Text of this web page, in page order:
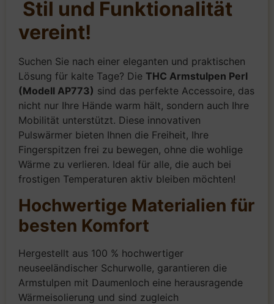
Stil und Funktionalität
vereint!
Suchen Sie nach einer eleganten und praktischen
Lösung für kalte Tage? Die THC Armstulpen Perl
(Modell AP773) sind das perfekte Accessoire, das
nicht nur Ihre Hände warm hält, sondern auch Ihre
Mobilität unterstützt. Diese innovativen
Pulswärmer bieten Ihnen die Freiheit, Ihre
Fingerspitzen frei zu bewegen, ohne die wohlige
Wärme zu verlieren. Ideal für alle, die auch bei
frostigen Temperaturen aktiv bleiben möchten!
Hochwertige Materialien für
besten Komfort
Hergestellt aus 100 % hochwertiger
neuseeländischer Schurwolle, garantieren die
Armstulpen mit Daumenloch eine herausragende
Wärmeisolierung und sind zugleich